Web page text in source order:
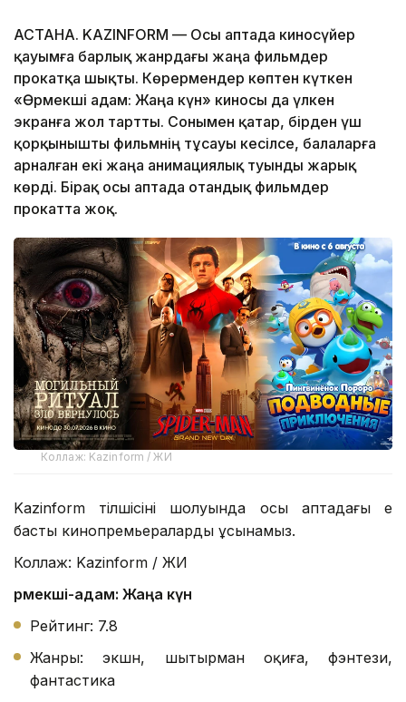
АСТАНА. KAZINFORM — Осы аптада киносүйер
қауымға барлық жанрдағы жаңа фильмдер
прокатқа шықты. Көрермендер көптен күткен
«Өрмекші адам: Жаңа күн» киносы да үлкен
экранға жол тартты. Сонымен қатар, бірден үш
қорқынышты фильмнің тұсауы кесілсе, балаларға
арналған екі жаңа анимациялық туынды жарық
көрді. Бірақ осы аптада отандық фильмдер
прокатта жоқ.
Коллаж: Kazinform / ЖИ
Kazinform тілшісінің шолуында осы аптадағы ең
басты кинопремьераларды ұсынамыз.
Коллаж: Kazinform / ЖИ
Өрмекші-адам: Жаңа күн
Рейтинг: 7.8
Жанры: экшн, шытырман оқиға, фэнтези,
фантастика